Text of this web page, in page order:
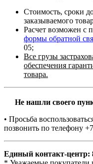
Стоимость, сроки
заказываемого
Расчет возможен с
формы обратной
05;
Все грузы
обеспечения
товара.
Не нашли своего
• Просьба
позвонить по телефону
Единый контакт-центр: